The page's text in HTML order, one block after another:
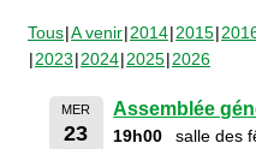
Tous A venir 2014 2015
2023 2024 2025 2026
MER
23
Assemblée
19h00 salle des